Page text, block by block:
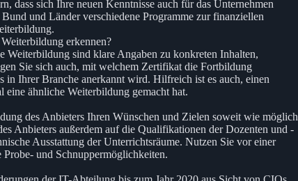
dass sich Ihre neuen Kenntnisse auch für das Unternehmen
und Länder verschiedene Programme zur finanziellen
erkennen?
Weiterbildung sind klare Angaben zu konkreten Inhalten,
Sie sich auch, mit welchem Zertifikat die Fortbildung
in Ihrer Branche anerkannt wird. Hilfreich ist es auch, einen
eine ähnliche Weiterbildung gemacht hat.
des Anbieters Ihren Wünschen und Zielen soweit wie möglich
Anbieters außerdem auf die Qualifikationen der Dozenten und -
Ausstattung der Unterrichtsräume. Nutzen Sie vor einer
und Schnuppermöglichkeiten.